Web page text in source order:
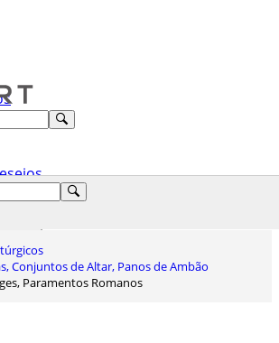
Conjuntos de Altar, Panos de Ambão
Paramentos Romanos